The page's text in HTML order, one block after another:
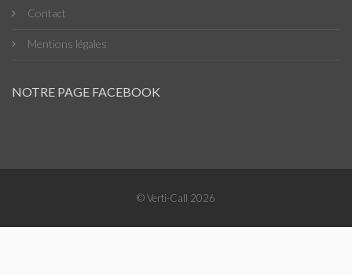
Contact
Mentions légales
NOTRE PAGE FACEBOOK
© Verti-Call 2026